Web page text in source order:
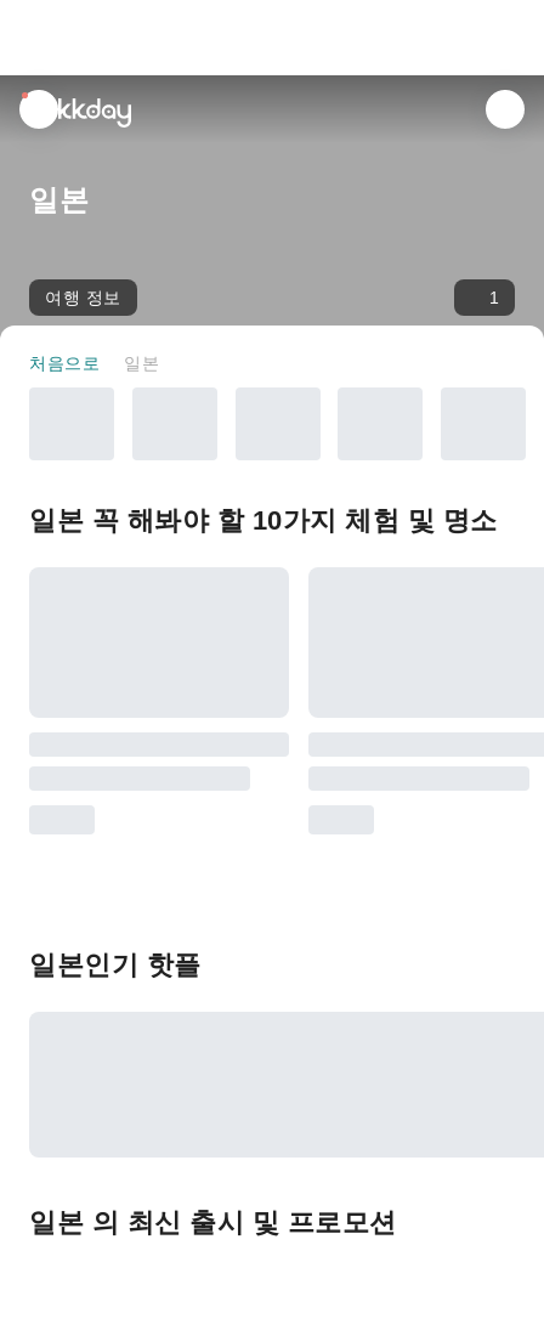
unread
notifications
일본
여행 정보 1
처음으로 일본
일본 꼭 해봐야 할 10가지 체험 및 명소
일본인기 핫플
일본 의 최신 출시 및 프로모션